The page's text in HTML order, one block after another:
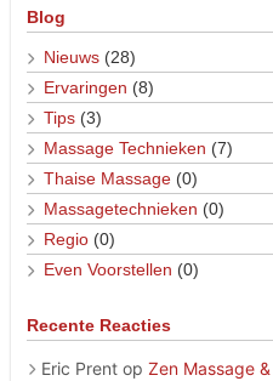
Blog
Nieuws (28)
Ervaringen (8)
Tips (3)
Massage Technieken (7)
Thaise Massage (0)
Massagetechnieken (0)
Regio (0)
Even Voorstellen (0)
Recente Reacties
Eric Prent op Zen Massage